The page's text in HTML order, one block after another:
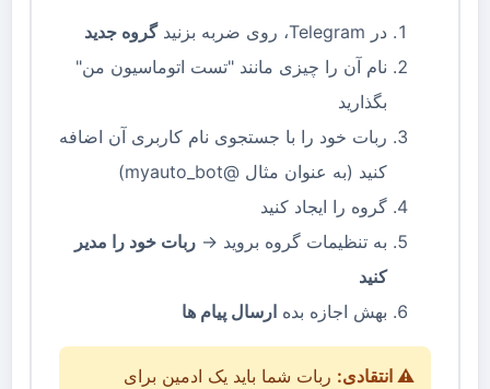
در Telegram، روی ضربه بزنید
گروه جدید
نام آن را چیزی مانند "تست اتوماسیون من"
بگذارید
ربات خود را با جستجوی نام کاربری آن اضافه
کنید (به عنوان مثال @myauto_bot)
گروه را ایجاد کنید
به تنظیمات گروه بروید → ربات خود را مدیر
کنید
بهش اجازه بده ارسال پیام ها
⚠️ انتقادی: ربات شما باید یک ادمین برای